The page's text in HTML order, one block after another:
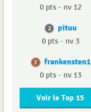
0 pts - nv 12
2 pituu
0 pts - nv 3
3 frankensten1
0 pts - nv 13
Voir le Top 15